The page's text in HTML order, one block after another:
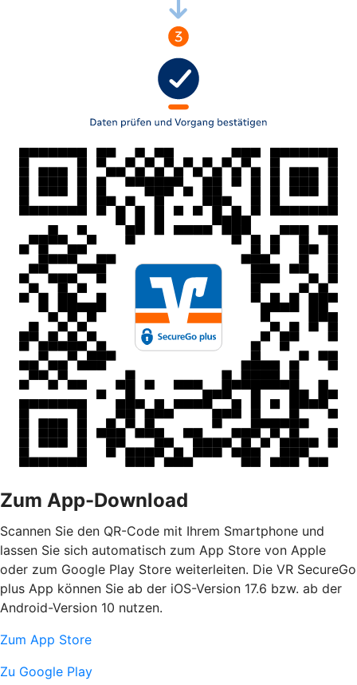
Zum App-Download
Scannen Sie den QR-Code mit Ihrem Smartphone und
lassen Sie sich automatisch zum App Store von Apple
oder zum Google Play Store weiterleiten. Die VR SecureGo
plus App können Sie ab der iOS-Version 17.6 bzw. ab der
Android-Version 10 nutzen.
Zum App Store
Zu Google Play